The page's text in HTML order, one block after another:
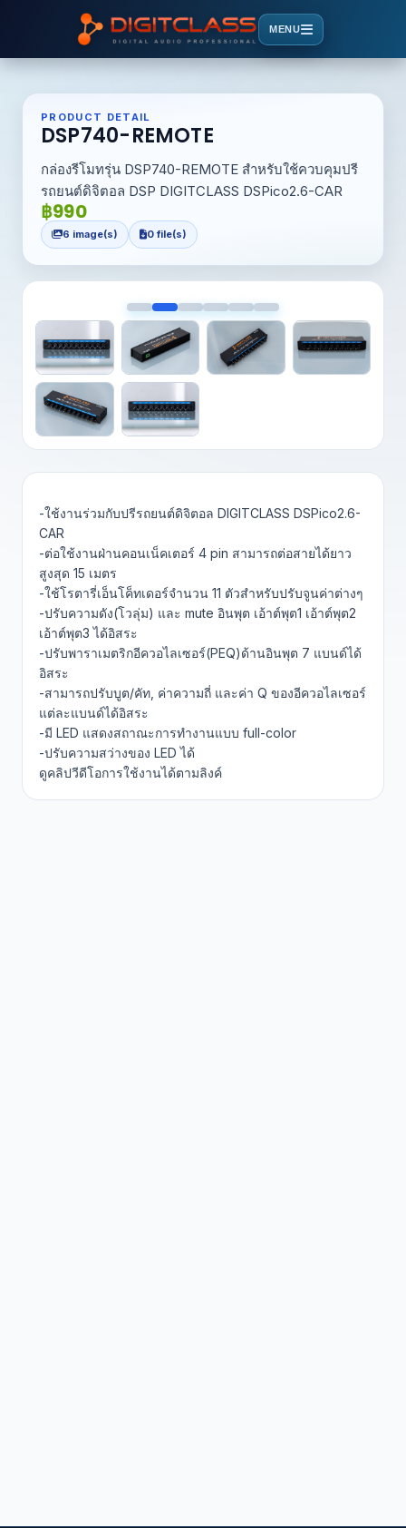
MENU
PRODUCT DETAIL
DSP740-REMOTE
กล่องรีโมทรุ่น DSP740-REMOTE สำหรับใช้ควบคุมปรี
รถยนต์ดิจิตอล DSP DIGITCLASS DSPico2.6-CAR
฿990
6 image(s) 0 file(s)
-ใช้งานร่วมกับปรีรถยนต์ดิจิตอล DIGITCLASS DSPico2.6-
CAR
-ต่อใช้งานฝ่านคอนเน็คเตอร์ 4 pin สามารถต่อสายได้ยาว
สูงสุด 15 เมตร
-ใช้โรตารี่เอ็นโค็ทเดอร์จำนวน 11 ตัวสำหรับปรับจูนค่าต่างๆ
-ปรับความดัง(โวลุ่ม) และ mute อินพุต เอ้าต์พุต1 เอ้าต์พุต2
เอ้าต์พุต3 ได้อิสระ
-ปรับพาราเมตริกอีควอไลเซอร์(PEQ)ด้านอินพุต 7 แบนด์ได้
อิสระ
-สามารถปรับบูต/คัท, ค่าความถี่ และค่า Q ของอีควอไลเซอร์
แต่ละแบนด์ได้อิสระ
-มี LED แสดงสถาณะการทำงานแบบ full-color
-ปรับความสว่างของ LED ได้
ดูคลิปวีดีโอการใช้งานได้ตามลิงค์